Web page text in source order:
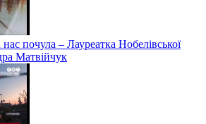
почула – Лауреатка Нобелівської
Матвійчук